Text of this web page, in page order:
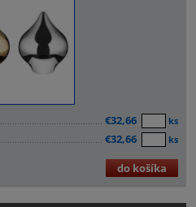
€32,66 ks
€32,66 ks
do košíka